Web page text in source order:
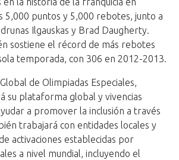
5,000 puntos y 5,000 rebotes, junto a
Ilgauskas y Brad Daugherty.
sostiene el récord de más rebotes
temporada, con 306 en 2012-2013.
de Olimpiadas Especiales,
su plataforma global y vivencias
a promover la inclusión a través
trabajará con entidades locales y
activaciones establecidas por
a nivel mundial, incluyendo el